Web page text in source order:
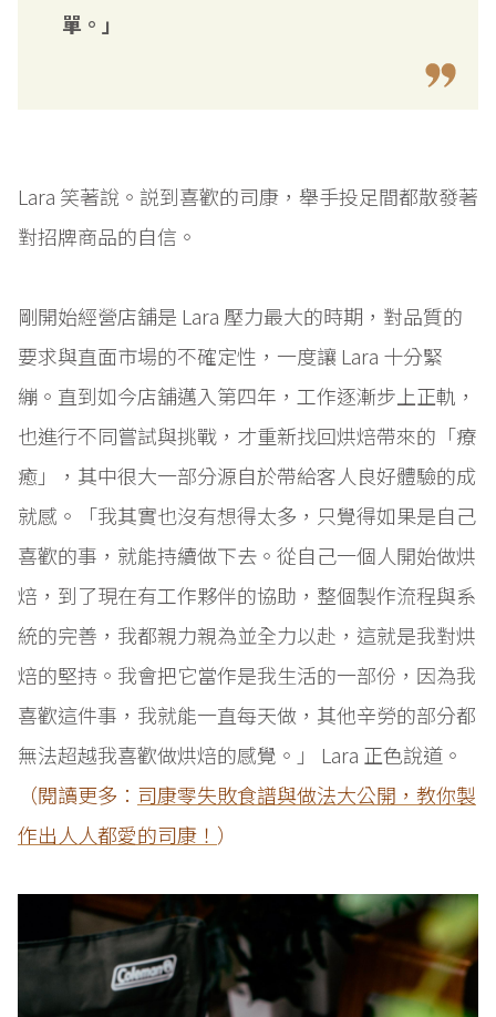
單。」
Lara 笑著說。説到喜歡的司康，舉手投足間都散發著
對招牌商品的自信。
剛開始經營店舖是 Lara 壓力最大的時期，對品質的
要求與直面市場的不確定性，一度讓 Lara 十分緊
繃。直到如今店舖邁入第四年，工作逐漸步上正軌，
也進行不同嘗試與挑戰，才重新找回烘焙帶來的「療
癒」，其中很大一部分源自於帶給客人良好體驗的成
就感。「我其實也沒有想得太多，只覺得如果是自己
喜歡的事，就能持續做下去。從自己一個人開始做烘
焙，到了現在有工作夥伴的協助，整個製作流程與系
統的完善，我都親力親為並全力以赴，這就是我對烘
焙的堅持。我會把它當作是我生活的一部份，因為我
喜歡這件事，我就能一直每天做，其他辛勞的部分都
無法超越我喜歡做烘焙的感覺。」 Lara 正色說道。
（閱讀更多： 司康零失敗食譜與做法大公開，教你製
作出人人都愛的司康！ ）